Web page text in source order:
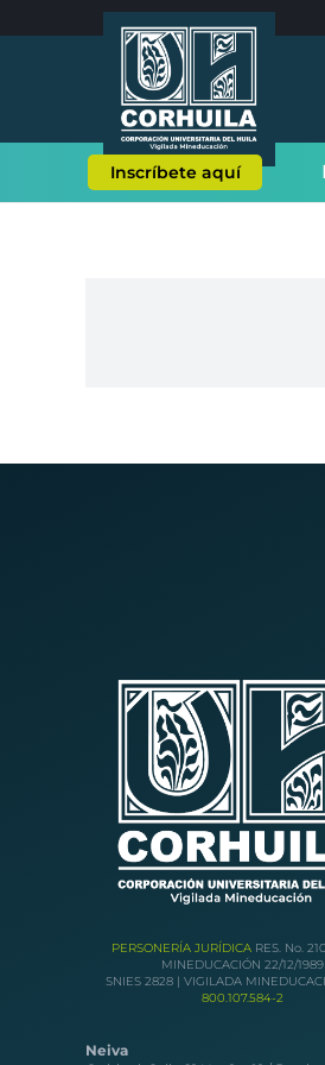
Inscríbete aquí
PERSONERÍA JURÍDICA RES. No.
MINEDUCACIÓN 22/12/1989
SNIES 2828 | VIGILADA
800.107.584-2
Neiva